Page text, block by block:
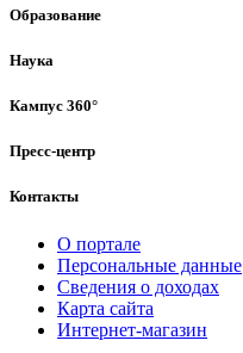
Образование
Наука
Кампус 360°
Пресс-центр
Контакты
О портале
Персональные данные
Сведения о доходах
Карта сайта
Интернет-магазин